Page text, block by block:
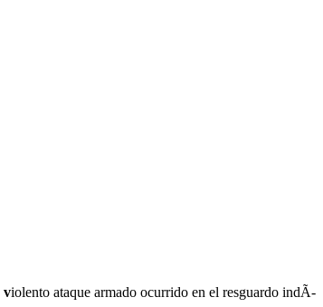
violento ataque armado ocurrido en el resguardo indÃ­